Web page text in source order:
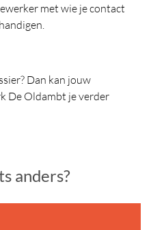
met wie je contact
Dan kan jouw
De Oldambt je verder
anders?